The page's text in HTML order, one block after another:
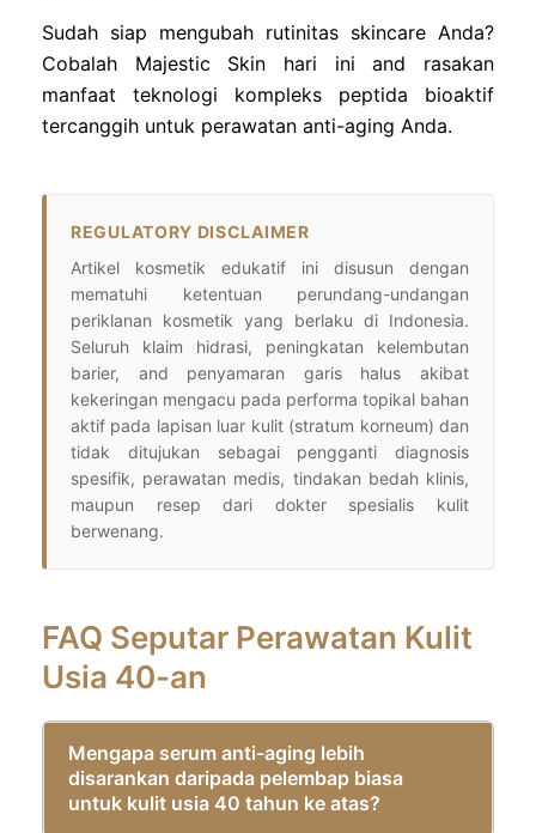
Sudah siap mengubah rutinitas skincare Anda?
Cobalah Majestic Skin hari ini and rasakan
manfaat teknologi kompleks peptida bioaktif
tercanggih untuk perawatan anti-aging Anda.
REGULATORY DISCLAIMER
Artikel kosmetik edukatif ini disusun dengan
mematuhi ketentuan perundang-undangan
periklanan kosmetik yang berlaku di Indonesia.
Seluruh klaim hidrasi, peningkatan kelembutan
barier, and penyamaran garis halus akibat
kekeringan mengacu pada performa topikal bahan
aktif pada lapisan luar kulit (stratum korneum) dan
tidak ditujukan sebagai pengganti diagnosis
spesifik, perawatan medis, tindakan bedah klinis,
maupun resep dari dokter spesialis kulit
berwenang.
FAQ Seputar Perawatan Kulit
Usia 40-an
Mengapa serum anti-aging lebih
disarankan daripada pelembap biasa
untuk kulit usia 40 tahun ke atas?